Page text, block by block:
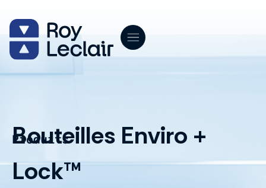
contenu
Produits
Bouteilles Enviro +
Lock™